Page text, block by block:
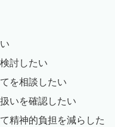
討したい
を相談したい
いを確認したい
精神的負担を減らした